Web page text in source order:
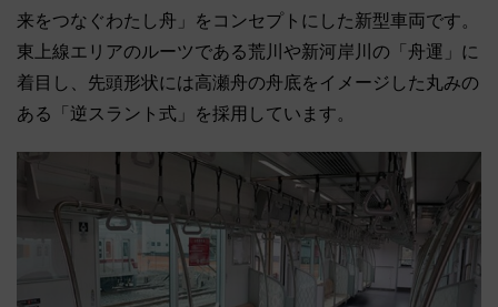
来をつなぐわたし舟」をコンセプトにした新型車両です。
東上線エリアのルーツである荒川や新河岸川の「舟運」に
着目し、先頭形状には高瀬舟の舟底をイメージした丸みの
ある「逆スラント式」を採用しています。